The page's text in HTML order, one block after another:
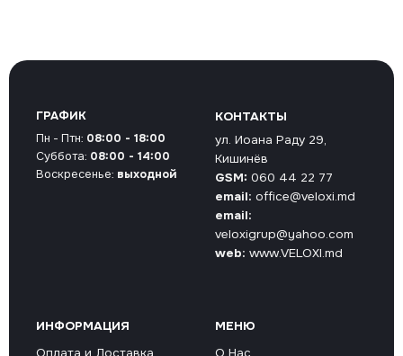
КОНТАКТЫ
ул. Иоана Раду 29,
Кишинёв
GSM: 060 44 22 77
email: office@veloxi.md
email:
veloxigrup@yahoo.com
web: www.VELOXI.md
ИНФОРМАЦИЯ
Оплата и Доставка
МЕНЮ
О Нас
ГРАФИК
Пн - Птн: 08:00 - 18:00
Суббота: 08:00 - 14:00
Воскресенье: выходной